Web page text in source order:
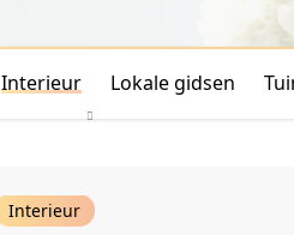
Interieur Lokale gidsen
Interieur